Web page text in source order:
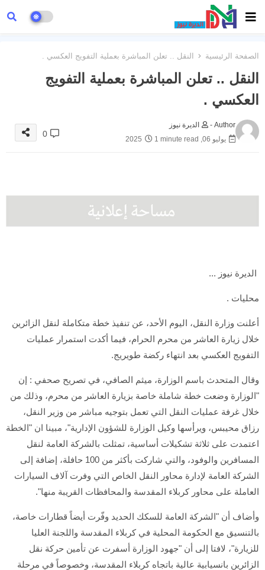
الصفحة الرئيسية النقل .. تعلن المباشرة بعملية التفويج العكسي .
النقل .. تعلن المباشرة بعملية التفويج
العكسي .
Author -
الديرة نيوز
يوليو 06, 2025
1 minute read
0
الديرة نيوز ...
محليات .
أعلنت وزارة النقل، اليوم الأحد، عن تنفيذ خطة متكاملة لنقل الزائرين
خلال زيارة العاشر من محرم الحرام، فيما أكدت استمرار عمليات
التفويج العكسي بعد انتهاء ركضة طويريج.
وقال المتحدث باسم الوزارة، ميثم الصافي، في تصريح صحفي : إن
"الوزارة وضعت خطة شاملة خاصة بزيارة العاشر من محرم، وذلك من
خلال غرفة عمليات النقل التي تعمل بتوجيه مباشر من وزير النقل،
رزاق محيبس، ويرأسها وكيل الوزارة للشؤون الإدارية"، مبينا ان "الخطة
اعتمدت على ثلاثة تشكيلات أساسية، تمثلت بالشركة العامة لنقل
المسافرين والوفود، والتي شاركت بأكثر من 100 حافلة، إضافة إلى
الشركة العامة لإدارة محاور النقل الخاص التي وفرت آلاف السيارات
العاملة على محاور كربلاء المقدسة والمحافظات القريبة منها".
وأضاف أن "الشركة العامة للسكك الحديد وفّرت أيضاً قطارات خاصة،
بالتنسيق مع الحكومة المحلية في كربلاء المقدسة واللجنة العليا
للزيارة"، لافتا إلى أن "جهود الوزارة أسفرت عن تأمين حركة نقل
الزائرين بانسيابية عالية باتجاه كربلاء المقدسة، وخصوصاً في مرحلة